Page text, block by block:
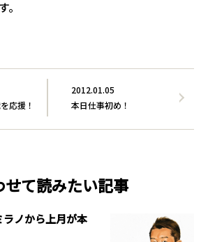
2012.01.05
本日仕事初め！
応援！
せて読みたい記事
ノから上月が本